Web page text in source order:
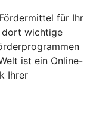
für Ihr
dort wichtige
ist ein Online-
Ihrer